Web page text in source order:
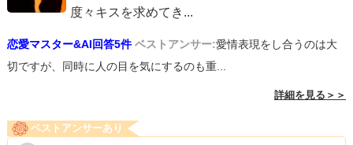
度々キスを求めてき ...
恋愛マスター&AI回答5件 ベストアンサー:愛情表現をし合うのは大
切ですが、同時に人の目を気にするのも重...
詳細を見る＞＞
ベストアンサーあり